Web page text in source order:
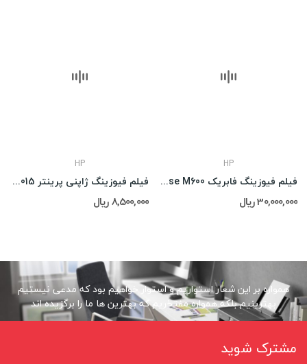
HP
فیلم فیوزینگ ژاپنی پرینتر HP Laserjet P3015
8,500,000 ریال
HP
فیلم فیوزینگ فابریک HP LJ Enterprise M600
30,000,000 ریال
همواره بر این شعار استواریم و استوار خواهیم بود که مدعی نیستیم
بهترینیم بلکه همواره مفتخریم که بهترین ها ما را برگزیده اند
مشترک شوید